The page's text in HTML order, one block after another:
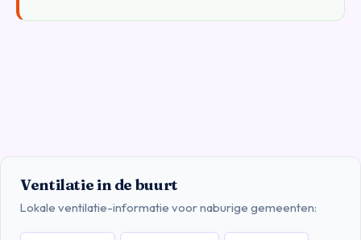
Ventilatie in de buurt
Lokale ventilatie-informatie voor naburige gemeenten: